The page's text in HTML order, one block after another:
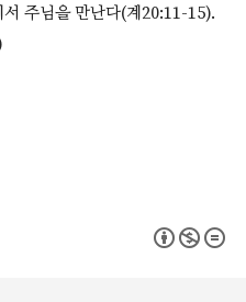
주님을 만난다(계20:11-15).